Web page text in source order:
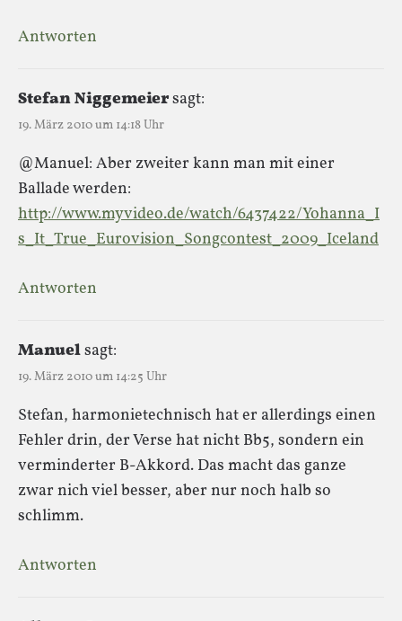
Antworten
Stefan Niggemeiersagt:
19. März 2010 um 14:18 Uhr
@Manuel: Aber zweiter kann man mit einer
Ballade werden:
http://www.myvideo.de/watch/6437422/Yohanna_I
s_It_True_Eurovision_Songcontest_2009_Iceland
Antworten
Manuelsagt:
19. März 2010 um 14:25 Uhr
Stefan, harmonietechnisch hat er allerdings einen
Fehler drin, der Verse hat nicht Bb5, sondern ein
verminderter B-Akkord. Das macht das ganze
zwar nich viel besser, aber nur noch halb so
schlimm.
Antworten